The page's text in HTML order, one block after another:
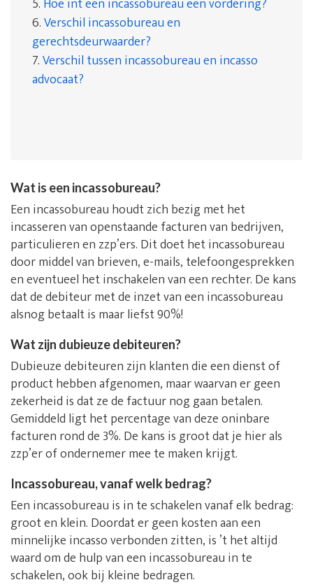
6.Verschil incassobureau en
gerechtsdeurwaarder?
7.Verschil tussen incassobureau en incasso
advocaat?
Wat is een incassobureau?
Een incassobureau houdt zich bezig met het
incasseren van openstaande facturen van bedrijven,
particulieren en zzp’ers. Dit doet het incassobureau
door middel van brieven, e-mails, telefoongesprekken
en eventueel het inschakelen van een rechter. De kans
dat de debiteur met de inzet van een incassobureau
alsnog betaalt is maar liefst 90%!
Wat zijn dubieuze debiteuren?
Dubieuze debiteuren zijn klanten die een dienst of
product hebben afgenomen, maar waarvan er geen
zekerheid is dat ze de factuur nog gaan betalen.
Gemiddeld ligt het percentage van deze oninbare
facturen rond de 3%. De kans is groot dat je hier als
zzp’er of ondernemer mee te maken krijgt.
Incassobureau, vanaf welk bedrag?
Een incassobureau is in te schakelen vanaf elk bedrag:
groot en klein. Doordat er geen kosten aan een
minnelijke incasso verbonden zitten, is ’t het altijd
waard om de hulp van een incassobureau in te
schakelen, ook bij kleine bedragen.